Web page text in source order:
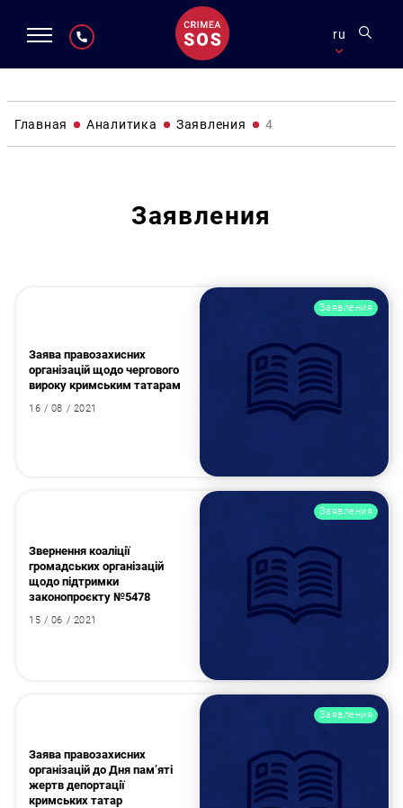
ru
Главная Аналитика Заявления 4
Заявления
Заявления
Заява правозахисних
організацій щодо чергового
вироку кримським татарам
16 / 08 / 2021
Заявления
Звернення коаліції
громадських організацій
щодо підтримки
законопроєкту №5478
15 / 06 / 2021
Заявления
Заява правозахисних
організацій до Дня пам’яті
жертв депортації
кримських татар